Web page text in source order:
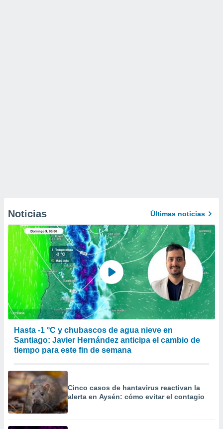
Noticias Últimas noticias
Hasta -1 °C y chubascos de agua nieve en
Santiago: Javier Hernández anticipa el cambio de
tiempo para este fin de semana
Cinco casos de hantavirus reactivan la
alerta en Aysén: cómo evitar el contagio